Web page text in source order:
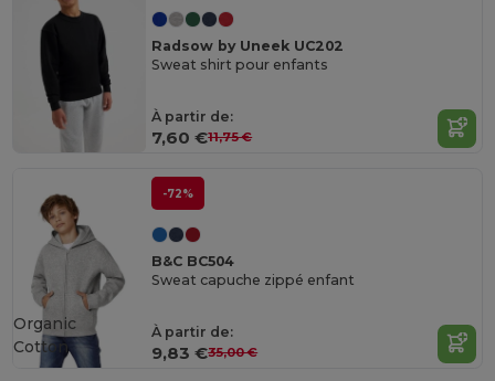
Radsow by Uneek UC202
Sweat shirt pour enfants
À partir de:
7,60 €11,75 €
-72%
B&C BC504
Sweat capuche zippé enfant
À partir de:
9,83 €35,00 €
Organic
Cotton